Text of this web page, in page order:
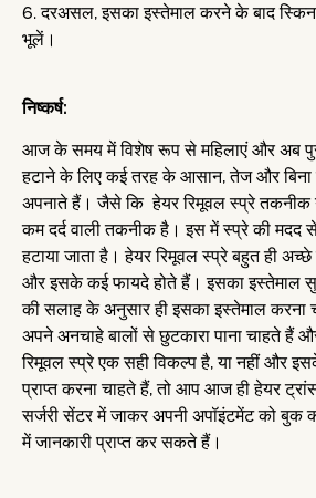
6. दरअसल, इसका इस्तेमाल करने के बाद स्किन
भूलें।
निष्कर्ष:
आज के समय में विशेष रूप से महिलाएं और अब
हटाने के लिए कई तरह के आसान, तेज और बिना
अपनाते हैं। जैसे कि हेयर रिमूवल स्प्रे तकनीक
कम दर्द वाली तकनीक है। इस में स्प्रे की मदद
हटाया जाता है। हेयर रिमूवल स्प्रे बहुत ही
और इसके कई फायदे होते हैं। इसका इस्तेमाल
की सलाह के अनुसार ही इसका इस्तेमाल करना
अपने अनचाहे बालों से छुटकारा पाना चाहते हैं
रिमूवल स्प्रे एक सही विकल्प है, या नहीं और
प्राप्त करना चाहते हैं, तो आप आज ही हेयर
सर्जरी सेंटर में जाकर अपनी अपॉइंटमेंट को
में जानकारी प्राप्त कर सकते हैं।